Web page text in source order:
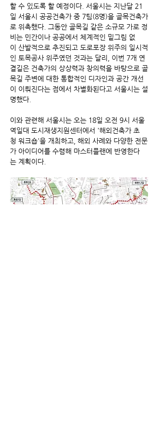
할 수 있도록 할 예정이다. 서울시는 지난달 21
일 서울시 공공건축가 중 7팀(8명)을 골목건축가
로 위촉했다. 그동안 골목길 같은 소규모 가로 정
비는 민간이나 공공에서 체계적인 밑그림 없
이 산발적으로 추진되고 도로포장 위주의 일시적
인 토목공사 위주였던 것과는 달리, 이번 7개 연
결길은 건축가의 상상력과 창의력을 바탕으로 골
목길 주변에 대한 통합적인 디자인과 공간 개선
이 이뤄진다는 점에서 차별화된다고 서울시는 설
명했다.
이와 관련해 서울시는 오는 18일 오전 9시 서울
역일대 도시재생지원센터에서 '해외건축가 초
청 워크숍'을 개최하고, 해외 사례와 다양한 전문
가 아이디어를 수렴해 마스터플랜에 반영한다
는 계획이다.